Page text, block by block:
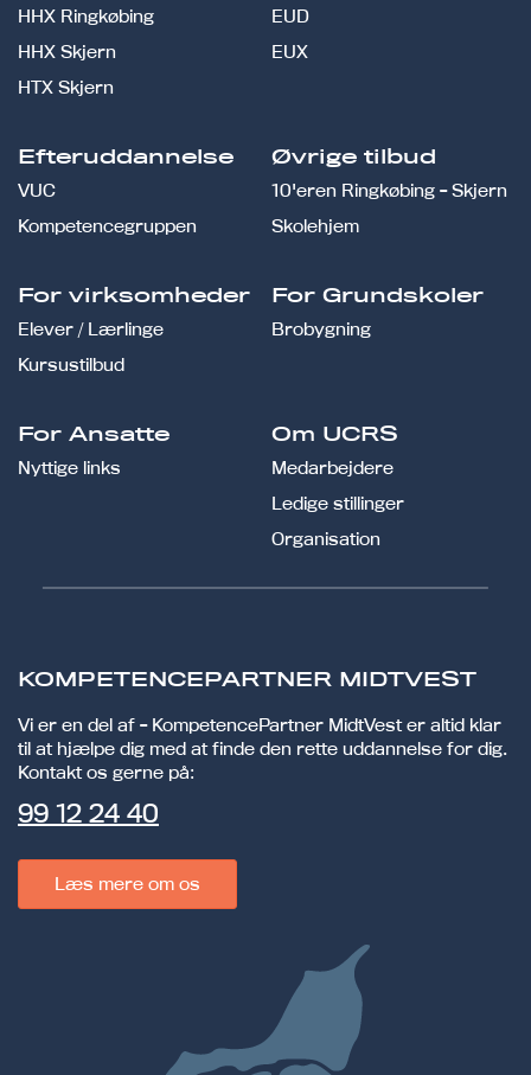
HHX Ringkøbing
HHX Skjern
HTX Skjern
EUD
EUX
Efteruddannelse
VUC
Kompetencegruppen
Øvrige tilbud
10'eren Ringkøbing - Skjern
Skolehjem
For virksomheder
Elever / Lærlinge
Kursustilbud
For Grundskoler
Brobygning
For Ansatte
Nyttige links
Om UCRS
Medarbejdere
Ledige stillinger
Organisation
KOMPETENCEPARTNER MIDTVEST
Vi er en del af - KompetencePartner MidtVest er altid klar
til at hjælpe dig med at finde den rette uddannelse for dig.
Kontakt os gerne på:
99 12 24 40
Læs mere om os